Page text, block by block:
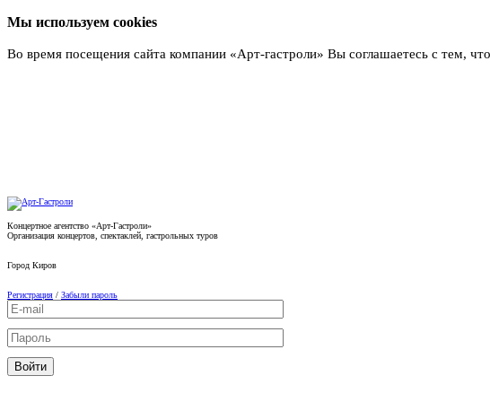
Мы используем cookies
Во время посещения сайта компании «Арт-гастроли» Вы соглашаетесь с тем,
Концертное агентство «Арт-Гастроли»
Организация концертов, спектаклей, гастрольных туров
Город Киров
Регистрация / Забыли пароль